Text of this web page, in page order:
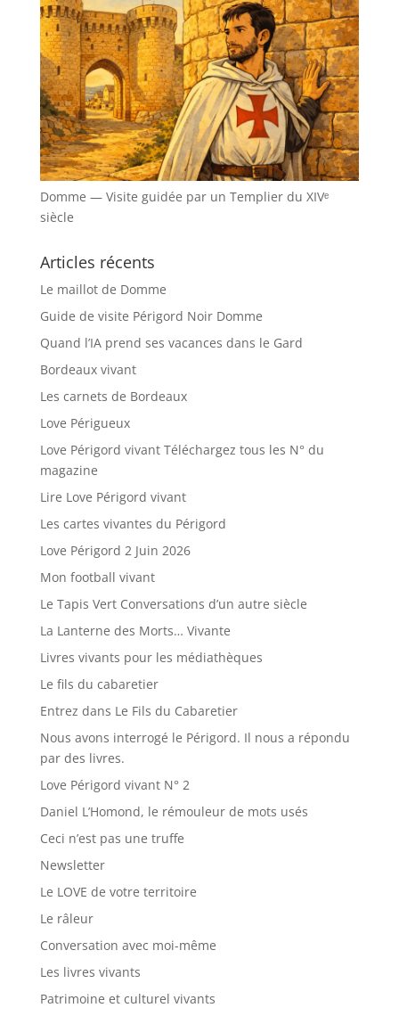
Domme — Visite guidée par un Templier du XIVᵉ
siècle
Articles récents
Le maillot de Domme
Guide de visite Périgord Noir Domme
Quand l’IA prend ses vacances dans le Gard
Bordeaux vivant
Les carnets de Bordeaux
Love Périgueux
Love Périgord vivant Téléchargez tous les N° du
magazine
Lire Love Périgord vivant
Les cartes vivantes du Périgord
Love Périgord 2 Juin 2026
Mon football vivant
Le Tapis Vert Conversations d’un autre siècle
La Lanterne des Morts… Vivante
Livres vivants pour les médiathèques
Le fils du cabaretier
Entrez dans Le Fils du Cabaretier
Nous avons interrogé le Périgord. Il nous a répondu
par des livres.
Love Périgord vivant N° 2
Daniel L’Homond, le rémouleur de mots usés
Ceci n’est pas une truffe
Newsletter
Le LOVE de votre territoire
Le râleur
Conversation avec moi-même
Les livres vivants
Patrimoine et culturel vivants